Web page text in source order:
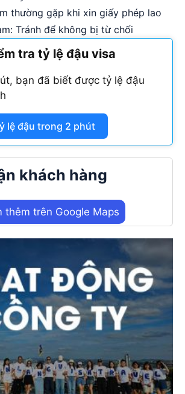
thường gặp khi xin giấy phép lao
Tránh để không bị từ chối
tra tỷ lệ đậu visa
bạn đã biết được tỷ lệ đậu
lệ đậu trong 2 phút
khách hàng
thêm trên Google Maps